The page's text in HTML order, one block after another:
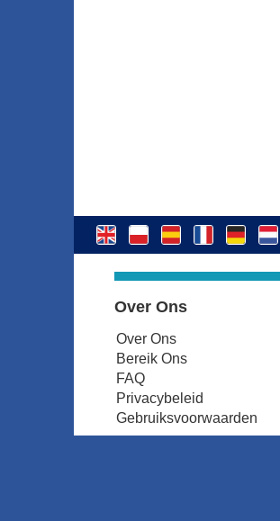
Over Ons
Over Ons
Bereik Ons
FAQ
Privacybeleid
Gebruiksvoorwaarden